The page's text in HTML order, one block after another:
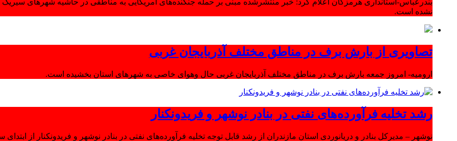
بندرعباس-استانداری هرمزگان اعلام کرد: خبر منتشرشده مبنی بر حمله جنگنده‌های آمریکایی به مناطقی در حاشیه شهرهای
نشده است.
تصاویری از بارش برف در مناطق مختلف آذربایجان غربی
ارومیه- امروز جمعه بارش برف در مناطق مختلف آذربایجان غربی حال وهوای خاصی به شهرهای استان بخشیده است.
رشد تخلیه فرآورده‌های نفتی در بنادر نوشهر و فریدونکنار
نوشهر – مدیرکل بنادر و دریانوردی استان مازندران از رشد قابل توجه تخلیه فرآورده‌های نفتی در بنادر نوشهر و فریدونکنار از